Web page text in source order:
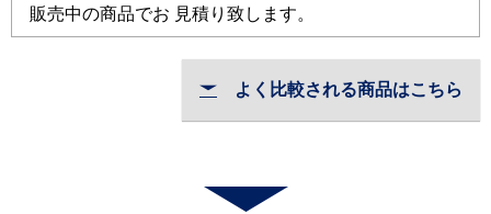
販売中の商品でお 見積り致します。
よく比較される商品はこちら